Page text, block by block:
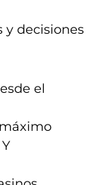
y decisiones
el